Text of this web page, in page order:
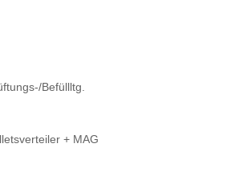
Befüllltg.
+ MAG